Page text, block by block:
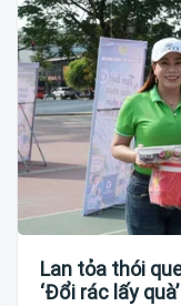
Lan tỏa thói
‘Đổi rác lấy quà’